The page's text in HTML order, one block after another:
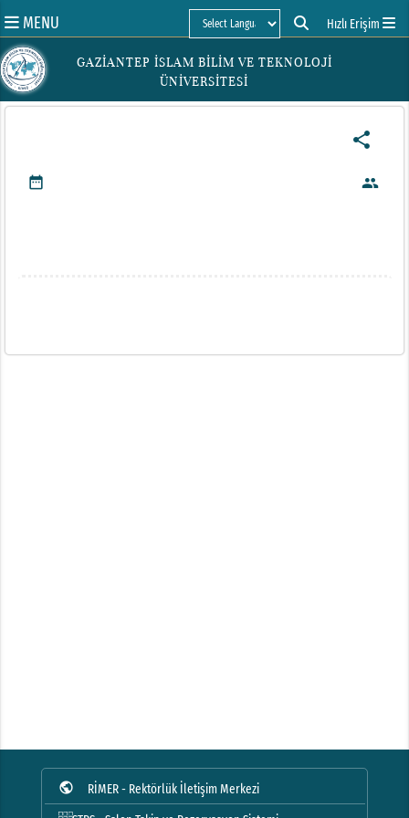
MENU
Powered by
Hızlı Erişim
GAZİANTEP İSLAM BİLİM VE TEKNOLOJİ
ÜNİVERSİTESİ
share
date_range people
public
RİMER - Rektörlük İletişim Merkezi